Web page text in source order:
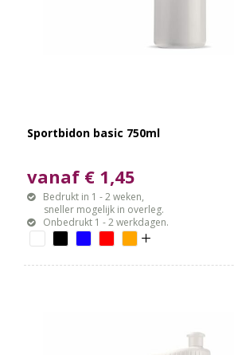
Sportbidon basic 750ml
vanaf € 1,45
Bedrukt in 1 - 2 weken,
sneller mogelijk in overleg.
Onbedrukt 1 - 2 werkdagen.